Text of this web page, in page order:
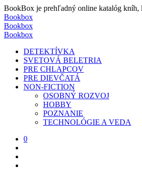
BookBox je prehľadný online katalóg kníh,
Bookbox
Bookbox
Bookbox
DETEKTÍVKA
SVETOVÁ BELETRIA
PRE CHLAPCOV
PRE DIEVČATÁ
NON-FICTION
OSOBNÝ ROZVOJ
HOBBY
POZNANIE
TECHNOLÓGIE A VEDA
0